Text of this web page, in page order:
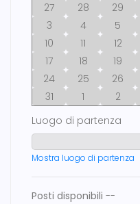
27
28 29
3
4 5
10
11 12
17
18 19
24
25 26
31
1 2
Luogo di partenza
Mostra luogo di partenza
Posti disponibili --